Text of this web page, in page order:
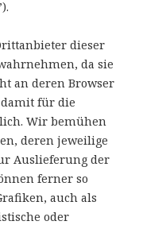
dieser
da sie
an deren Browser
damit für die
Wir bemühen
deren jeweilige
Auslieferung der
ferner so
auch als
oder